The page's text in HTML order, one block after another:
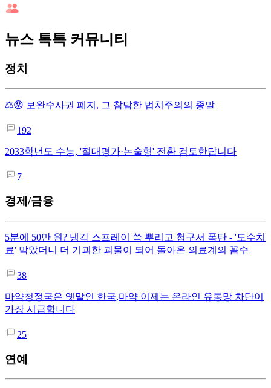
뉴스 톡톡 커뮤니티
정치
⚖️😡 보완수사권 폐지, 그 참담한 법치주의의 종말
192
2033학년도 수능, '절대평가·논술형' 전환 검토한답니다
7
경제/금융
5분에 50만 원? 냉각 스프레이 쓱 뿌리고 청구서 폭탄 - '도수치
료' 막았더니 더 기괴한 괴물이 되어 돌아온 의료계의 꼼수
38
마약청정국은 옛말인 한국,마약 이제는 온라인 유통망 차단이
가장 시급합니다
25
연예